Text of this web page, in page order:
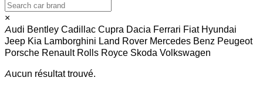
×
Audi Bentley Cadillac Cupra Dacia Ferrari Fiat Hyundai
Jeep Kia Lamborghini Land Rover Mercedes Benz Peugeot
Porsche Renault Rolls Royce Skoda Volkswagen
Aucun résultat trouvé.